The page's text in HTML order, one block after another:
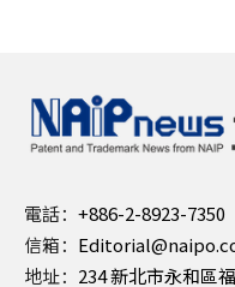
電話： +886-2-8923-7350
信箱：
地址： 234 新北市永和區